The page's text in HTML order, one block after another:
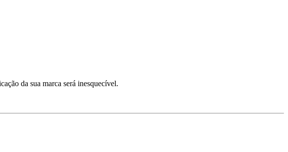
da sua marca será inesquecível.